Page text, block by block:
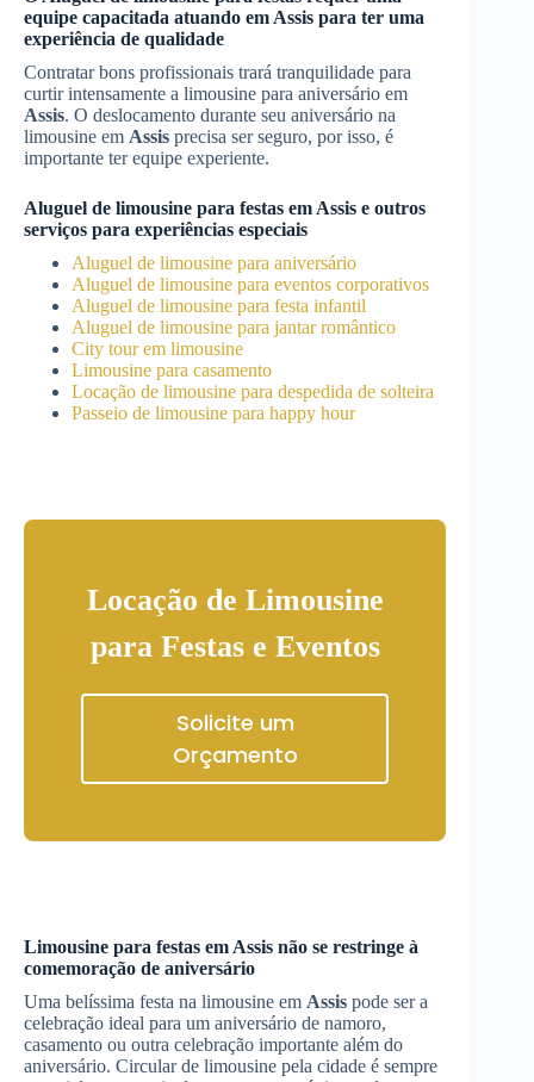
equipe capacitada atuando em Assis para ter uma
experiência de qualidade
Contratar bons profissionais trará tranquilidade para
curtir intensamente a limousine para aniversário em
Assis. O deslocamento durante seu aniversário na
limousine em Assis precisa ser seguro, por isso, é
importante ter equipe experiente.
Aluguel de limousine para festas em Assis e outros
serviços para experiências especiais
Aluguel de limousine para aniversário
Aluguel de limousine para eventos corporativos
Aluguel de limousine para festa infantil
Aluguel de limousine para jantar romântico
City tour em limousine
Limousine para casamento
Locação de limousine para despedida de solteira
Passeio de limousine para happy hour
Locação de Limousine
para Festas e Eventos
Solicite um
Orçamento
Limousine para festas em Assis não se restringe à
comemoração de aniversário
Uma belíssima festa na limousine em Assis pode ser a
celebração ideal para um aniversário de namoro,
casamento ou outra celebração importante além do
aniversário. Circular de limousine pela cidade é sempre